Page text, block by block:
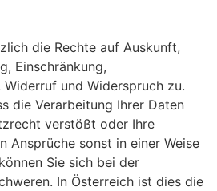
die Rechte auf Auskunft,
Einschränkung,
und Widerspruch zu.
die Verarbeitung Ihrer Daten
verstößt oder Ihre
Ansprüche sonst in einer Weise
Sie sich bei der
In Österreich ist dies die